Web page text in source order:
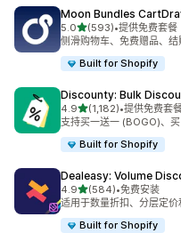
Moon Bundles
5.0星（满分 5 星）
(593)
总共 593 条评论
•提供免费套餐
侧滑购物车、免费赠品、
Built for Shopify
Discounty: Bulk
4.9星（满分 5 星）
(1,182)
总共 1182 条评论
•提供免费套
支持买一送一 (BOGO)、
Built for Shopify
Dealeasy: Volume
4.9星（满分 5 星）
(584)
总共 584 条评论
•免费安装
适用于数量折扣、分层定价
Built for Shopify